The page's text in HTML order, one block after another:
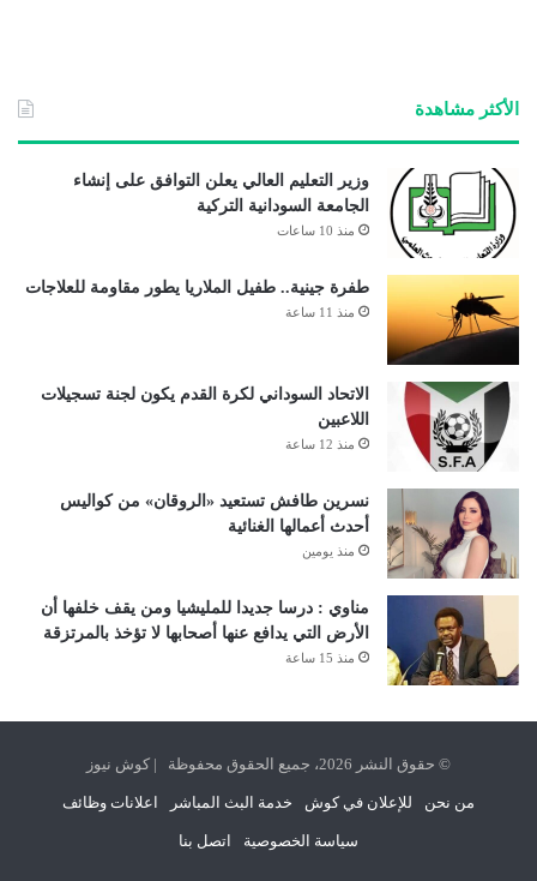
الأكثر مشاهدة
وزير التعليم العالي يعلن التوافق على إنشاء
الجامعة السودانية التركية
منذ 10 ساعات
طفرة جينية.. طفيل الملاريا يطور مقاومة للعلاجات
منذ 11 ساعة
الاتحاد السوداني لكرة القدم يكون لجنة تسجيلات
اللاعبين
منذ 12 ساعة
نسرين طافش تستعيد «الروقان» من كواليس
أحدث أعمالها الغنائية
منذ يومين
مناوي : درسا جديدا للمليشيا ومن يقف خلفها أن
الأرض التي يدافع عنها أصحابها لا تؤخذ بالمرتزقة
منذ 15 ساعة
© حقوق النشر 2026، جميع الحقوق محفوظة | كوش نيوز
من نحن للإعلان في كوش خدمة البث المباشر اعلانات وظائف
سياسة الخصوصية اتصل بنا